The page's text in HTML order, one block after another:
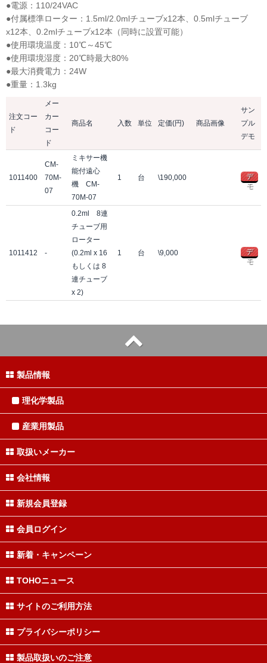
●電源：110/24VAC
●付属標準ローター：1.5ml/2.0mlチューブx12本、0.5mlチューブ
x12本、0.2mlチューブx12本（同時に設置可能）
●使用環境温度：10℃～45℃
●使用環境湿度：20℃時最大80%
●最大消費電力：24W
●重量：1.3kg
注文コー
ド
メー
カー
コー
ド
商品名 入数 単位 定価(円) 商品画像
サン
プル
デモ
1011400
CM-
70M-
07
ミキサー機
能付遠心
機 CM-
70M-07
1 台 \190,000
デ
モ
1011412 -
0.2ml 8連
チューブ用
ローター
(0.2ml x 16
もしくは 8
連チューブ
x 2)
1 台 \9,000
デ
モ
製品情報
理化学製品
産業用製品
取扱いメーカー
会社情報
新規会員登録
会員ログイン
新着・キャンペーン
TOHOニュース
サイトのご利用方法
プライバシーポリシー
製品取扱いのご注意